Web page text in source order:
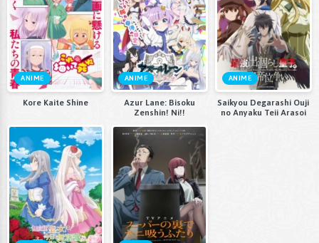
ANIME
Kore Kaite Shine
ANIME
Azur Lane: Bisoku
Zenshin! Ni!!
ANIME
Saikyou Degarashi Ouji
no Anyaku Teii Arasoi